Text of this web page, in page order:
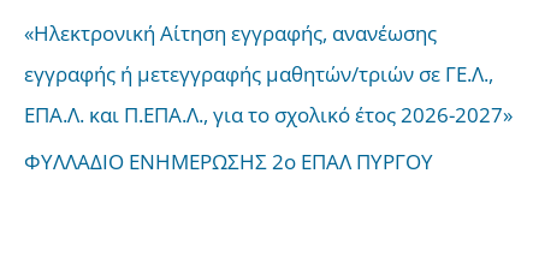
«Ηλεκτρονική Αίτηση εγγραφής, ανανέωσης
εγγραφής ή μετεγγραφής μαθητών/τριών σε ΓΕ.Λ.,
ΕΠΑ.Λ. και Π.ΕΠΑ.Λ., για το σχολικό έτος 2026-2027»
ΦΥΛΛΑΔΙΟ ΕΝΗΜΕΡΩΣΗΣ 2ο ΕΠΑΛ ΠΥΡΓΟΥ